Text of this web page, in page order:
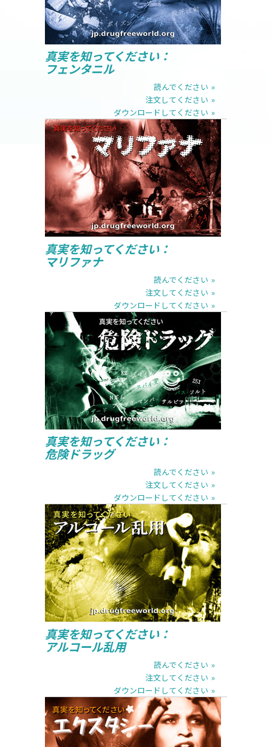
真実を知ってください：
フェンタニル
読んでください
注文してください
ダウンロードしてください
読んでください
注文してください
ダウンロードしてください
真実を知ってください：
マリファナ
読んでください
注文してください
ダウンロードしてください
読んでください
注文してください
ダウンロードしてください
真実を知ってください：
危険ドラッグ
読んでください
注文してください
ダウンロードしてください
読んでください
注文してください
ダウンロードしてください
真実を知ってください：
アルコール乱用
読んでください
注文してください
読んでください
注文してください
ダウンロードしてください